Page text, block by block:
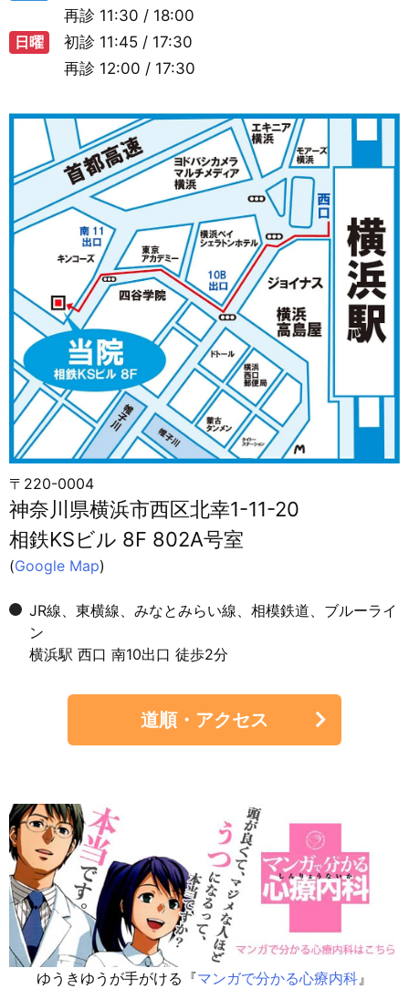
再診 11:30 / 18:00
日曜
初診 11:45 / 17:30
再診 12:00 / 17:30
〒220-0004
神奈川県横浜市西区北幸1-11-20
相鉄KSビル 8F 802A号室
(Google Map)
JR線、東横線、みなとみらい線、相模鉄道、ブルーライ
ン
横浜駅 西口 南10出口 徒歩2分
道順・アクセス
ゆうきゆうが手がける『マンガで分かる心療内科 』